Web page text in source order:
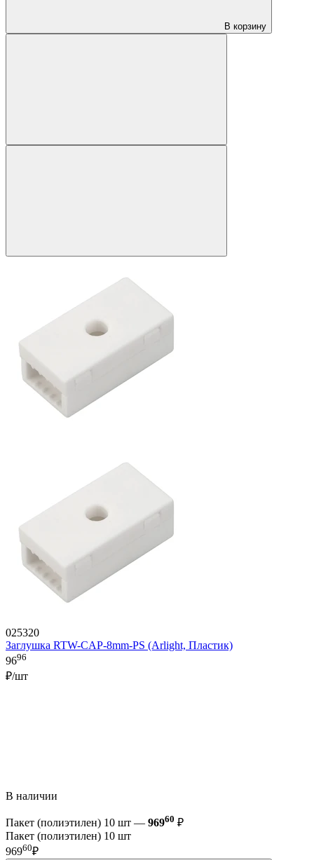
В корзину
025320
Заглушка RTW-CAP-8mm-PS (Arlight, Пластик)
9696
₽/шт
В наличии
Пакет (полиэтилен) 10 шт — 96960 ₽
Пакет (полиэтилен) 10 шт
96960₽